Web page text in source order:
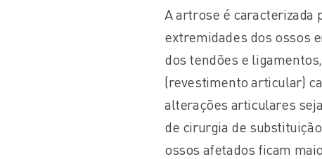
A artrose é caracterizada
extremidades dos ossos
dos tendões e
(revestimento articular)
alterações articulares
de cirurgia de
ossos afetados ficam